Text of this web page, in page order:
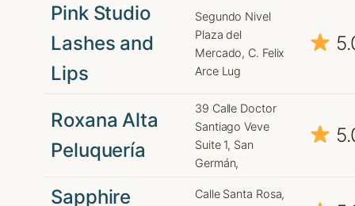
Pink Studio
Lashes and
Lips
Segundo Nivel
Plaza del
Mercado, C. Felix
Arce Lug
Roxana Alta
Peluquería
39 Calle Doctor
Santiago Veve
Suite 1, San
Germán,
Sapphire
Calle Santa Rosa,